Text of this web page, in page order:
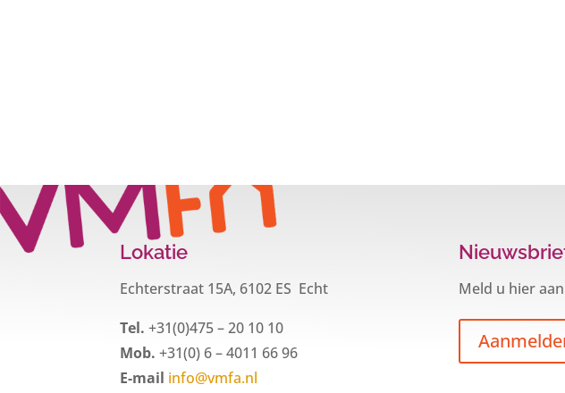
Lokatie
Echterstraat 15A, 6102 ES Echt
Tel. +31(0)475 – 20 10 10
Mob. +31(0) 6 – 4011 66 96
E-mail info@vmfa.nl
Meld u hier